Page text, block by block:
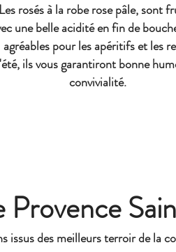
Les rosés à la robe rose pâle, sont
une belle acidité en fin de
agréables pour les apéritifs et les
ils vous garantiront bonne
convivialité.
Provence
issus des meilleurs terroir de la